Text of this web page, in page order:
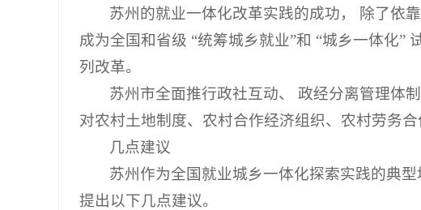
苏州的就业一体化改革实践的成功， 除了依
成为全国和省级 “统筹城乡就业”和 “城乡一体化
列改革。
苏州市全面推行政社互动、 政经分离管理体
对农村土地制度、农村合作经济组织、农村劳务合
几点建议
苏州作为全国就业城乡一体化探索实践的典
提出以下几点建议。